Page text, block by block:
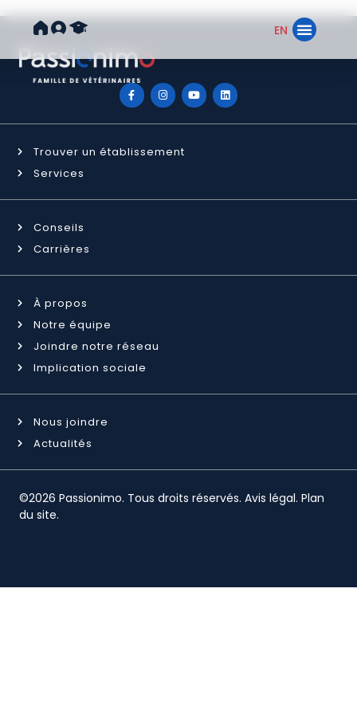
EN
Trouver un établissement
Services
Conseils
Carrières
À propos
Notre équipe
Joindre notre réseau
Implication sociale
Nous joindre
Actualités
©2026 Passionimo. Tous droits réservés. Avis légal. Plan
du site.